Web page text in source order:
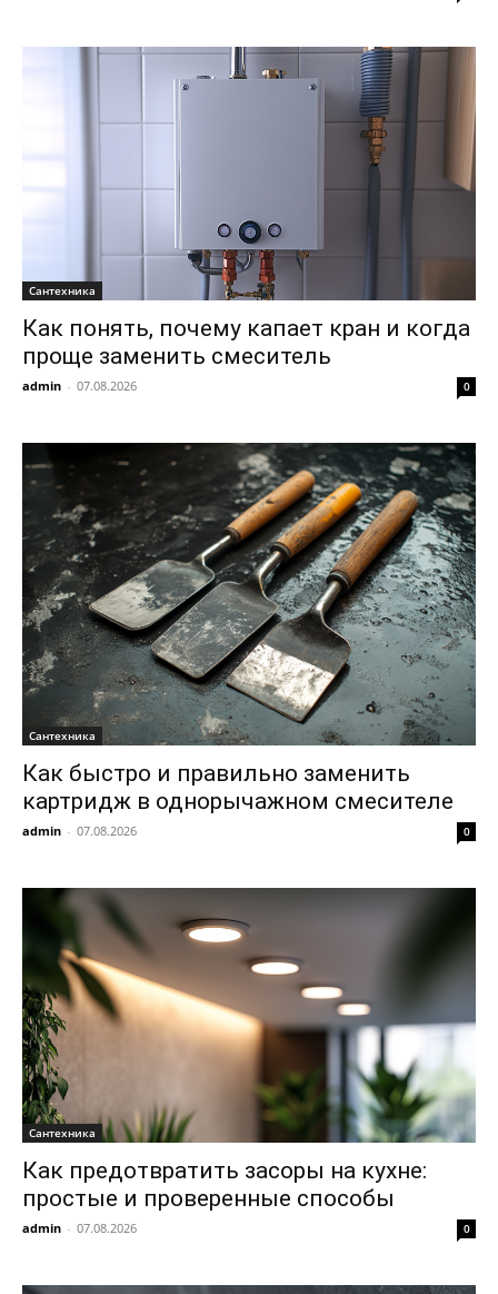
Сантехника
Как понять, почему капает кран и когда
проще заменить смеситель
admin - 07.08.2026 0
Сантехника
Как быстро и правильно заменить
картридж в однорычажном смесителе
admin - 07.08.2026 0
Сантехника
Как предотвратить засоры на кухне:
простые и проверенные способы
admin - 07.08.2026 0